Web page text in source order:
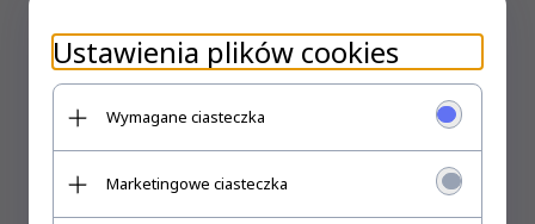
120,00PLN
Ustawienia plików cookies
Wymagane ciasteczka
Marketingowe ciasteczka